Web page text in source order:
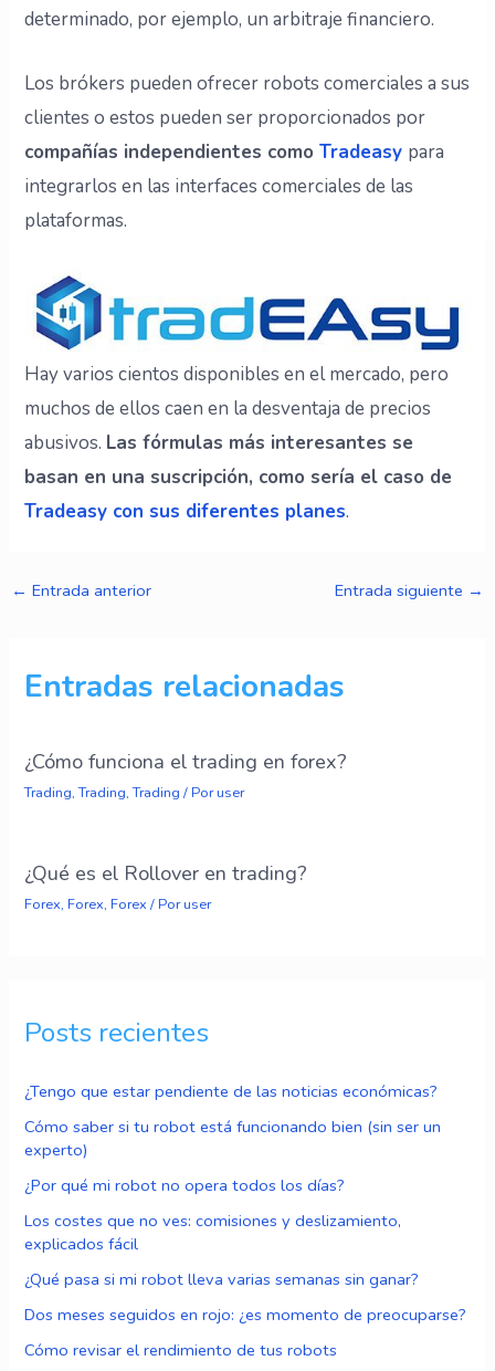
Posts recientes
¿Tengo que estar pendiente de las noticias económicas?
Cómo saber si tu robot está funcionando bien (sin ser un
experto)
¿Por qué mi robot no opera todos los días?
Los costes que no ves: comisiones y deslizamiento,
explicados fácil
¿Qué pasa si mi robot lleva varias semanas sin ganar?
Dos meses seguidos en rojo: ¿es momento de preocuparse?
Cómo revisar el rendimiento de tus robots
determinado, por ejemplo, un arbitraje financiero.
Los brókers pueden ofrecer robots comerciales a sus
clientes o estos pueden ser proporcionados por
compañías independientes comoTradeasy para
integrarlos en las interfaces comerciales de las
plataformas.
Hay varios cientos disponibles en el mercado, pero
muchos de ellos caen en la desventaja de precios
abusivos. Las fórmulas más interesantes se
basan en una suscripción, como sería el caso de
Tradeasy con sus diferentes planes.
← Entrada anterior Entrada siguiente →
Entradas relacionadas
¿Cómo funciona el trading en forex?
Trading,Trading,Trading / Poruser
¿Qué es el Rollover en trading?
Forex,Forex,Forex / Poruser